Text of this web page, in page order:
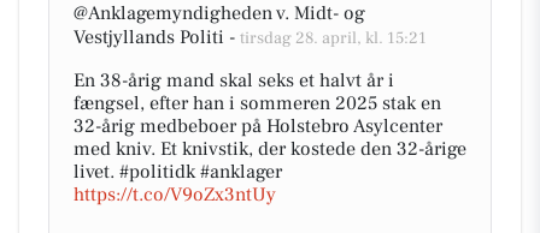
@Anklagemyndigheden v. Midt- og
Vestjyllands Politi - tirsdag 28. april, kl. 15:21
En 38-årig mand skal seks et halvt år i
fængsel, efter han i sommeren 2025 stak en
32-årig medbeboer på Holstebro Asylcenter
med kniv. Et knivstik, der kostede den 32-årige
livet. #politidk #anklager
https://t.co/V9oZx3ntUy